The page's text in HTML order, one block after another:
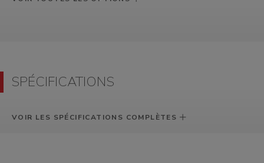
SPÉCIFICATIONS
VOIR LES SPÉCIFICATIONS COMPLÈTES